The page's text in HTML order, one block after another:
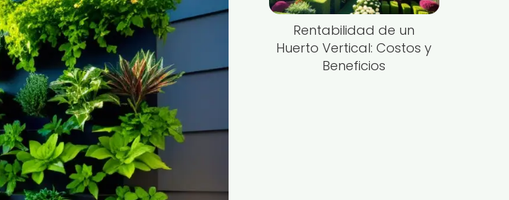
Rentabilidad de un
Huerto Vertical: Costos y
Beneficios